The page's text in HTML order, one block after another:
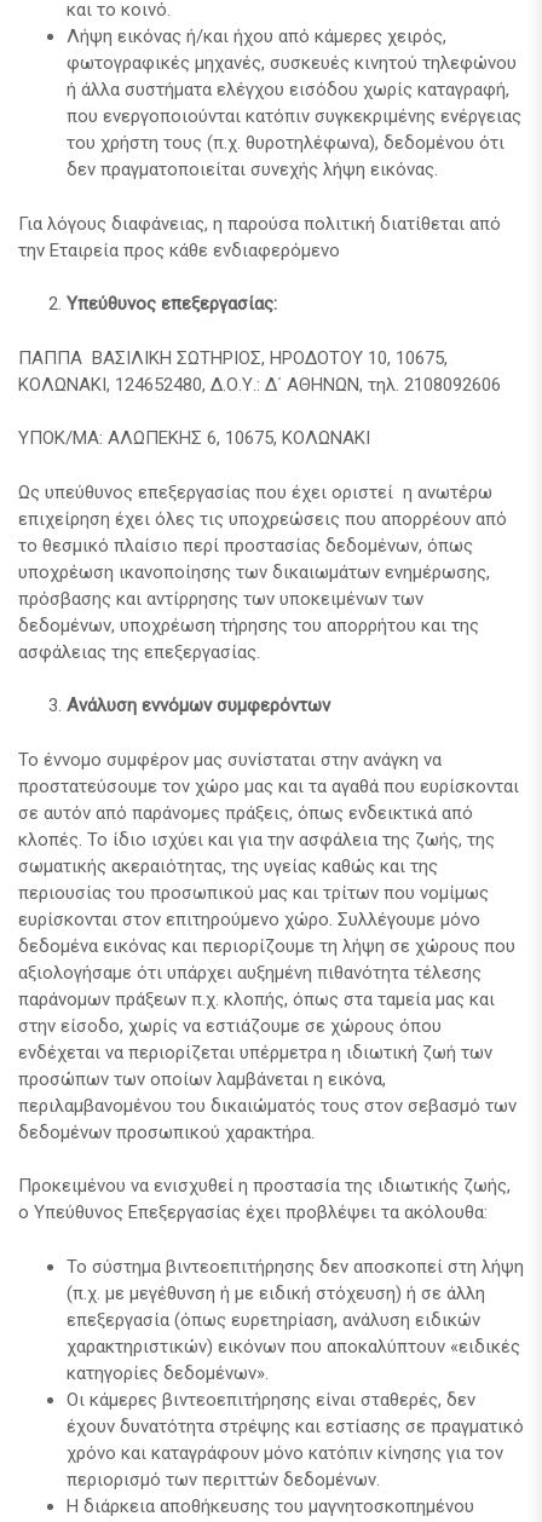
και το κοινό.
Λήψη εικόνας ή/και ήχου από κάμερες χειρός,
φωτογραφικές μηχανές, συσκευές κινητού τηλεφώνου
ή άλλα συστήματα ελέγχου εισόδου χωρίς καταγραφή,
που ενεργοποιούνται κατόπιν συγκεκριμένης ενέργειας
του χρήστη τους (π.χ. θυροτηλέφωνα), δεδομένου ότι
δεν πραγματοποιείται συνεχής λήψη εικόνας.
Για λόγους διαφάνειας, η παρούσα πολιτική διατίθεται από
την Εταιρεία προς κάθε ενδιαφερόμενο
Υπεύθυνος επεξεργασίας:
ΠΑΠΠΑ ΒΑΣΙΛΙΚΗ ΣΩΤΗΡΙΟΣ, ΗΡΟΔΟΤΟΥ 10, 10675,
ΚΟΛΩΝΑΚΙ, 124652480, Δ.Ο.Υ.: Δ΄ ΑΘΗΝΩΝ, τηλ. 2108092606
ΥΠΟΚ/ΜΑ: ΑΛΩΠΕΚΗΣ 6, 10675, ΚΟΛΩΝΑΚΙ
Ως υπεύθυνος επεξεργασίας που έχει οριστεί η ανωτέρω
επιχείρηση έχει όλες τις υποχρεώσεις που απορρέουν από
το θεσμικό πλαίσιο περί προστασίας δεδομένων, όπως
υποχρέωση ικανοποίησης των δικαιωμάτων ενημέρωσης,
πρόσβασης και αντίρρησης των υποκειμένων των
δεδομένων, υποχρέωση τήρησης του απορρήτου και της
ασφάλειας της επεξεργασίας.
Ανάλυση εννόμων συμφερόντων
Το έννομο συμφέρον μας συνίσταται στην ανάγκη να
προστατεύσουμε τον χώρο μας και τα αγαθά που ευρίσκονται
σε αυτόν από παράνομες πράξεις, όπως ενδεικτικά από
κλοπές. Το ίδιο ισχύει και για την ασφάλεια της ζωής, της
σωματικής ακεραιότητας, της υγείας καθώς και της
περιουσίας του προσωπικού μας και τρίτων που νομίμως
ευρίσκονται στον επιτηρούμενο χώρο. Συλλέγουμε μόνο
δεδομένα εικόνας και περιορίζουμε τη λήψη σε χώρους που
αξιολογήσαμε ότι υπάρχει αυξημένη πιθανότητα τέλεσης
παράνομων πράξεων π.χ. κλοπής, όπως στα ταμεία μας και
στην είσοδο, χωρίς να εστιάζουμε σε χώρους όπου
ενδέχεται να περιορίζεται υπέρμετρα η ιδιωτική ζωή των
προσώπων των οποίων λαμβάνεται η εικόνα,
περιλαμβανομένου του δικαιώματός τους στον σεβασμό των
δεδομένων προσωπικού χαρακτήρα.
Προκειμένου να ενισχυθεί η προστασία της ιδιωτικής ζωής,
ο Υπεύθυνος Επεξεργασίας έχει προβλέψει τα ακόλουθα:
Το σύστημα βιντεοεπιτήρησης δεν αποσκοπεί στη λήψη
(π.χ. με μεγέθυνση ή με ειδική στόχευση) ή σε άλλη
επεξεργασία (όπως ευρετηρίαση, ανάλυση ειδικών
χαρακτηριστικών) εικόνων που αποκαλύπτουν «ειδικές
κατηγορίες δεδομένων».
Οι κάμερες βιντεοεπιτήρησης είναι σταθερές, δεν
έχουν δυνατότητα στρέψης και εστίασης σε πραγματικό
χρόνο και καταγράφουν μόνο κατόπιν κίνησης για τον
περιορισμό των περιττών δεδομένων.
Η διάρκεια αποθήκευσης του μαγνητοσκοπημένου